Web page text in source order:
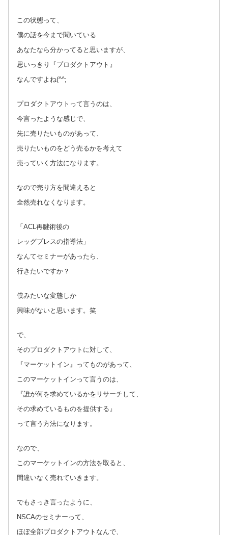
この状態って、
僕の話を今まで聞いている
あなたなら分かってると思いますが、
思いっきり『プロダクトアウト』
なんですよね(^^;
プロダクトアウトって言うのは、
今言ったような感じで、
先に売りたいものがあって、
売りたいものをどう売るかを考えて
売っていく方法になります。
なので売り方を間違えると
全然売れなくなります。
「ACL再腱術後の
レッグプレスの指導法」
なんてセミナーがあったら、
行きたいですか？
僕みたいな変態しか
興味がないと思います。笑
で、
そのプロダクトアウトに対して、
『マーケットイン』ってものがあって、
このマーケットインって言うのは、
『誰が何を求めているかをリサーチして、
その求めているものを提供する』
って言う方法になります。
なので、
このマーケットインの方法を取ると、
間違いなく売れていきます。
でもさっき言ったように、
NSCAのセミナーって、
ほぼ全部プロダクトアウトなんで、